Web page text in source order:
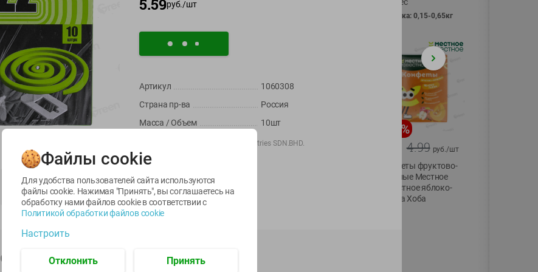
фасовка: 0,15-0,65кг
руб./шт
-22%
Икра
трески
тихоокеанской
деликатесная
Лунское море 120г
ж/б ключ
120г
-17%
ГХИ Местное
Известное 99%
200г
-
6.89
5.99
%
4.99 руб./шт
Конфеты фруктово-
ягодные Местное
известное яблоко-
тыква Хоба
5.59руб./шт
Артикул
1060308
Страна пр-ва
Россия
Масса / Объем
10шт
Quality Coils Industries SDN.BHD.
Импортер:
Поставщик:
Штрихкод:4810387001448
Описание товара
Файлы cookie
Для удобства пользователей сайта используются
файлы cookie. Нажимая "Принять", вы соглашаетесь на
обработку нами файлов cookie в соответствии с
Политикой обработки файлов cookie
Настроить
Отклонить Принять